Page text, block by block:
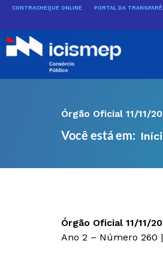
conteúdo
CONTRACHEQUE ONLINE PORTAL DA
Órgão Oficial 11/11/
Você está em:
Órgão Oficial 11/11/
Ano 2 – Número 260